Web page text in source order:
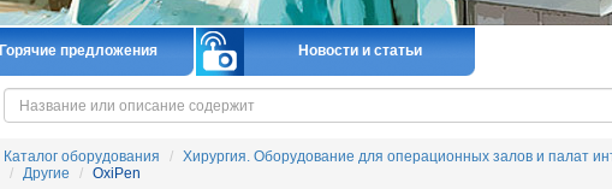
Горячие предложения Новости и статьи
Каталог оборудования Хирургия. Оборудование для операционных залов и палат
Другие
OxiPen